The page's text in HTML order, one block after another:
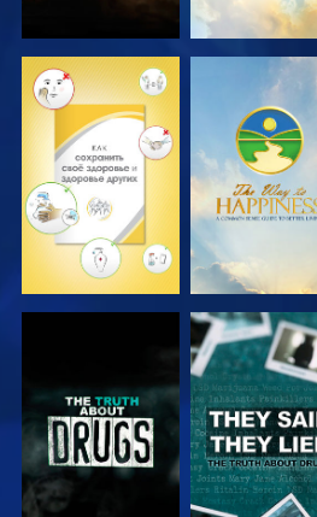
СМОТРЕТЬ СМОТРЕТЬ
СМОТРЕТЬ